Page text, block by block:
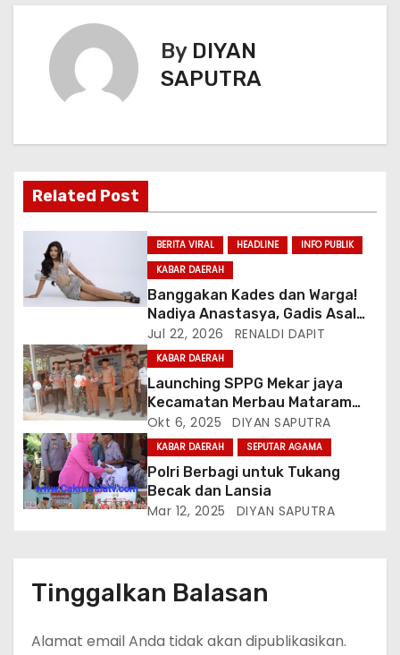
By DIYAN
SAPUTRA
Related Post
BERITA VIRAL HEADLINE
INFO PUBLIK
KABAR DAERAH
Banggakan Kades dan Warga!
Nadiya Anastasya, Gadis Asal
Gunungsari Citeureup Bawa
Nama Jawa Barat ke Miss
Bintang Remaja Indonesia 2026
Jul 22, 2026 RENALDI DAPIT
KABAR DAERAH
Launching SPPG Mekar jaya
Kecamatan Merbau Mataram
Lampung Selatan
Okt 6, 2025 DIYAN SAPUTRA
KABAR DAERAH SEPUTAR AGAMA
Polri Berbagi untuk Tukang
Becak dan Lansia
Mar 12, 2025 DIYAN SAPUTRA
Tinggalkan Balasan
Alamat email Anda tidak akan dipublikasikan.